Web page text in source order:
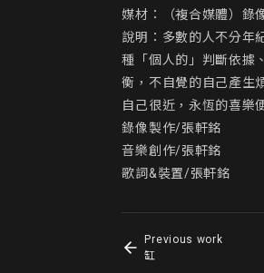
媒材：（複合媒體）錄
說明：多數的人不分年
種「個人的」判斷依據
衡，不自覺的自己產生
自己很近，永恆的喜樂
錄像製作/張軒銘
音樂創作/張軒銘
歌詞&裝置/張軒銘
Previous work
缸